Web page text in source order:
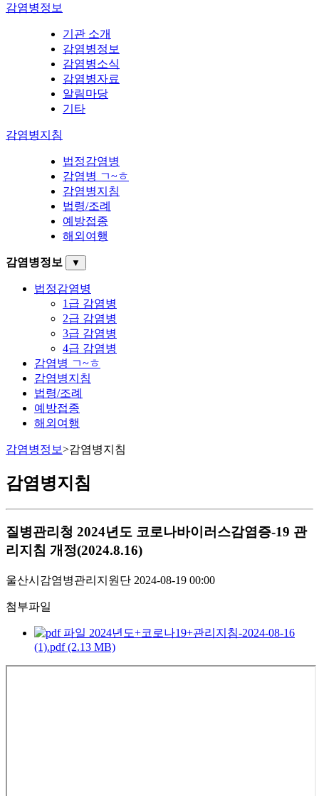
감염병정보
기관 소개
감염병정보
감염병소식
감염병자료
알림마당
기타
감염병지침
법정감염병
감염병 ㄱ~ㅎ
감염병지침
법령/조례
예방접종
해외여행
감염병정보 ▼
법정감염병
1급 감염병
2급 감염병
3급 감염병
4급 감염병
감염병 ㄱ~ㅎ
감염병지침
법령/조례
예방접종
해외여행
감염병정보>감염병지침
감염병지침
질병관리청 2024년도 코로나바이러스감염증-19 관
리지침 개정(2024.8.16)
울산시감염병관리지원단 2024-08-19 00:00
첨부파일
2024년도+코로나19+관리지침-2024-08-16
(1).pdf (2.13 MB)